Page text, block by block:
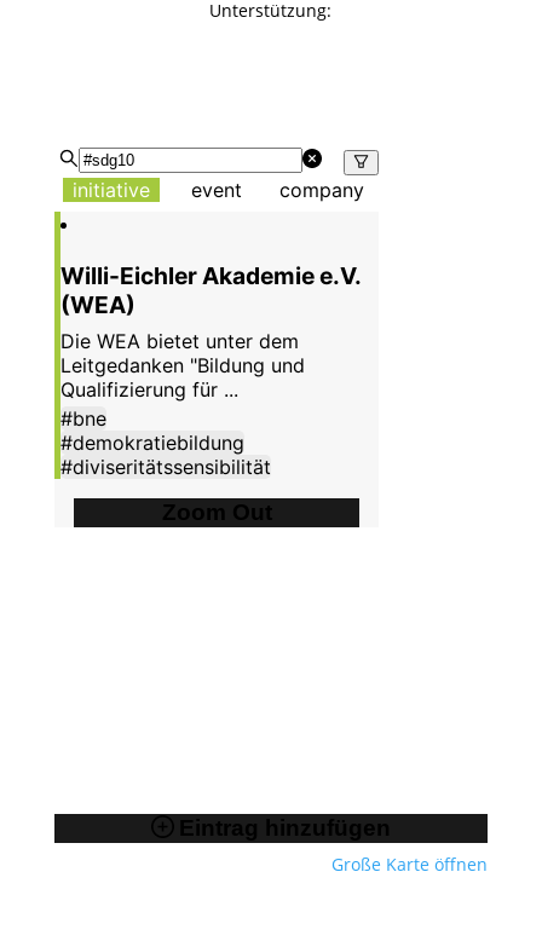
Unterstützung:
Große Karte öffnen